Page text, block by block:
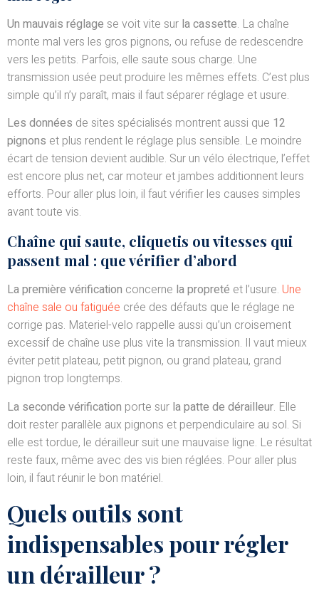
Un mauvais réglage se voit vite sur la cassette. La chaîne
monte mal vers les gros pignons, ou refuse de redescendre
vers les petits. Parfois, elle saute sous charge. Une
transmission usée peut produire les mêmes effets. C’est plus
simple qu’il n’y paraît, mais il faut séparer réglage et usure.
Les données de sites spécialisés montrent aussi que 12
pignons et plus rendent le réglage plus sensible. Le moindre
écart de tension devient audible. Sur un vélo électrique, l’effet
est encore plus net, car moteur et jambes additionnent leurs
efforts. Pour aller plus loin, il faut vérifier les causes simples
avant toute vis.
Chaîne qui saute, cliquetis ou vitesses qui
passent mal : que vérifier d’abord
La première vérification concerne la propreté et l’usure. Une
chaîne sale ou fatiguée crée des défauts que le réglage ne
corrige pas. Materiel-velo rappelle aussi qu’un croisement
excessif de chaîne use plus vite la transmission. Il vaut mieux
éviter petit plateau, petit pignon, ou grand plateau, grand
pignon trop longtemps.
La seconde vérification porte sur la patte de dérailleur. Elle
doit rester parallèle aux pignons et perpendiculaire au sol. Si
elle est tordue, le dérailleur suit une mauvaise ligne. Le résultat
reste faux, même avec des vis bien réglées. Pour aller plus
loin, il faut réunir le bon matériel.
Quels outils sont
indispensables pour régler
un dérailleur ?